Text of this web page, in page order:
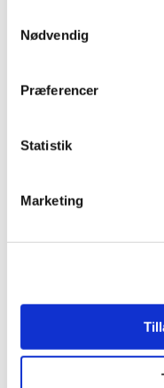
Nødvendig
Præferencer
Statistik
Marketing
Implantable
and Brava™
(CRT-D) Devices
Fabrikantens
Relateret indhold
Sikkerhedsmeddelelse
29901 EncoreTM